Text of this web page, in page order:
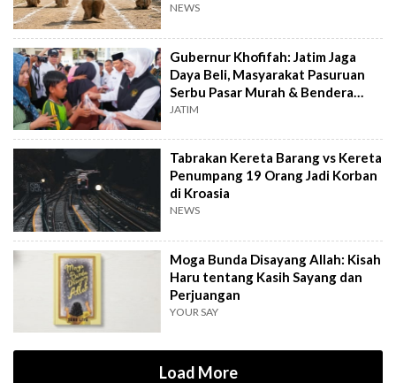
NEWS
Gubernur Khofifah: Jatim Jaga
Daya Beli, Masyarakat Pasuruan
Serbu Pasar Murah & Bendera
Merah Putih
JATIM
Tabrakan Kereta Barang vs Kereta
Penumpang 19 Orang Jadi Korban
di Kroasia
NEWS
Moga Bunda Disayang Allah: Kisah
Haru tentang Kasih Sayang dan
Perjuangan
YOUR SAY
Load More